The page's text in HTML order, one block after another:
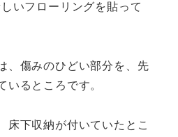
いフローリングを貼って
、傷みのひどい部分を、先
いるところです。
床下収納が付いていたとこ